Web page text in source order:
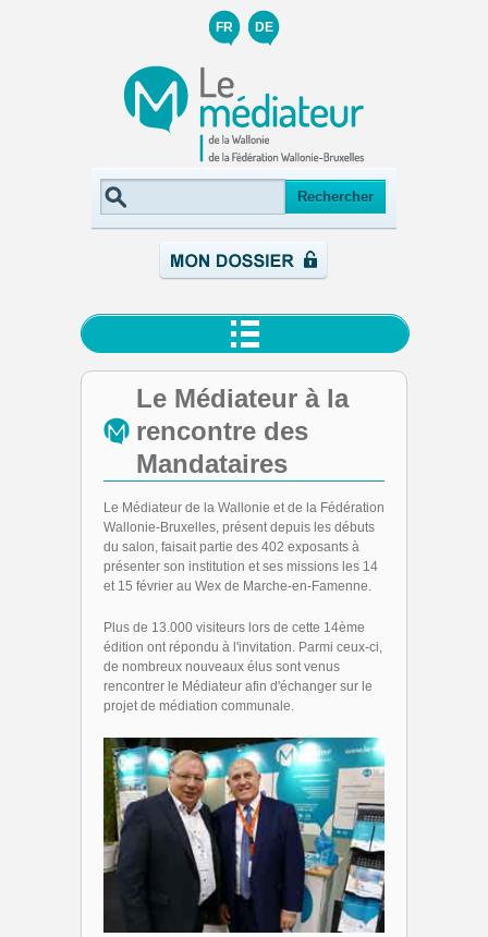
FR DE
Le Médiateur à la
rencontre des
Mandataires
Le Médiateur de la Wallonie et de la Fédération
Wallonie-Bruxelles, présent depuis les débuts
du salon, faisait partie des 402 exposants à
présenter son institution et ses missions les 14
et 15 février au Wex de Marche-en-Famenne.
Plus de 13.000 visiteurs lors de cette 14ème
édition ont répondu à l'invitation. Parmi ceux-ci,
de nombreux nouveaux élus sont venus
rencontrer le Médiateur afin d'échanger sur le
projet de médiation communale.